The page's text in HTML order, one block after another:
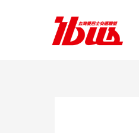
內